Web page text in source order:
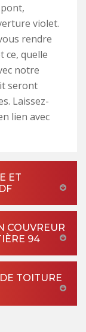
violet.
rendre
ce, quelle
notre
seront
Laissez-
lien avec
ET
COUVREUR
94
TOITURE